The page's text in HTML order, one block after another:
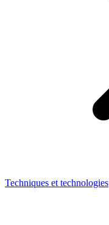
Techniques et technologies